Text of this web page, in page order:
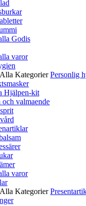
Godis
varor
Kategorier Personlig
Hjälpen-kit
och valmaende
varor
Kategorier